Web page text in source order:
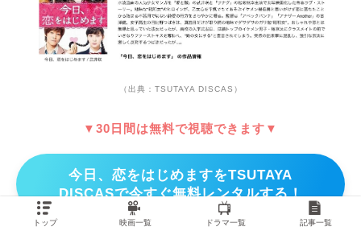
（出典：TSUTAYA DISCAS）
▼30日間は無料で視聴できます▼
今日、恋をはじめますをTSUTAYA
DISCASで今すぐ無料レンタルする！
トップ 映画一覧 ドラマ一覧 記事一覧